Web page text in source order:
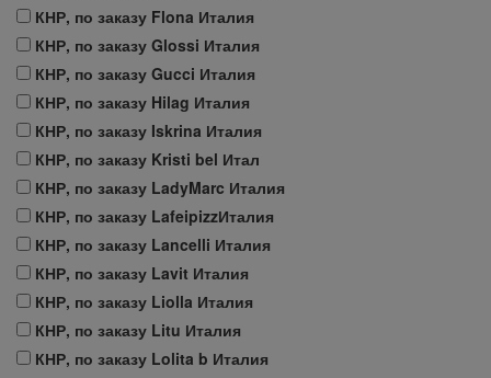
КНР, по заказу Flona Италия
КНР, по заказу Glossi Италия
КНР, по заказу Gucci Италия
КНР, по заказу Hilag Италия
КНР, по заказу Iskrina Италия
КНР, по заказу Kristi bel Итал
КНР, по заказу LadyMarc Италия
КНР, по заказу LafeipizzИталия
КНР, по заказу Lancelli Италия
КНР, по заказу Lavit Италия
КНР, по заказу Liolla Италия
КНР, по заказу Litu Италия
КНР, по заказу Lolita b Италия